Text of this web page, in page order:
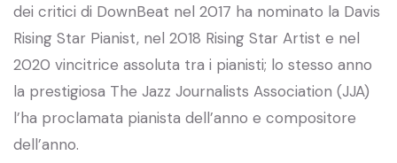
dei critici di DownBeat nel 2017 ha nominato la Davis
Rising Star Pianist, nel 2018 Rising Star Artist e nel
2020 vincitrice assoluta tra i pianisti; lo stesso anno
la prestigiosa The Jazz Journalists Association (JJA)
l’ha proclamata pianista dell’anno e compositore
dell’anno.